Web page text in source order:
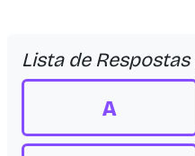
Lista de Respostas
A